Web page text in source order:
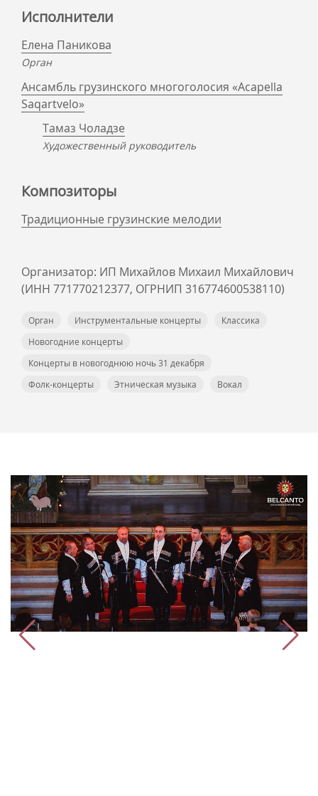
Исполнители
Елена Паникова
Орган
Ансамбль грузинского многоголосия «Acapella
Saqartvelo»
Тамаз Чоладзе
Художественный руководитель
Композиторы
Традиционные грузинские мелодии
Организатор: ИП Михайлов Михаил Михайлович
(ИНН 771770212377, ОГРНИП 316774600538110)
Орган Инструментальные концерты
Классика
Новогодние концерты
Концерты в новогоднюю ночь 31 декабря
Фолк-концерты
Этническая музыка Вокал